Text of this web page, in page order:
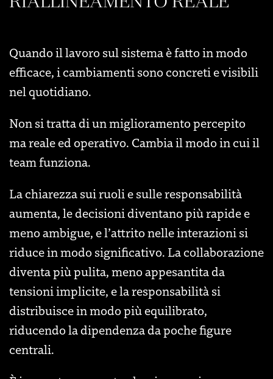
Quando il lavoro sul sistema è fatto in modo
efficace, i cambiamenti sono concreti e visibili
nel quotidiano.
Non si tratta di un miglioramento percepito
ma reale ed operativo. Cambia il modo in cui il
team funziona.
La chiarezza sui ruoli e sulle responsabilità
aumenta, le decisioni diventano più rapide e
meno ambigue, e l’attrito nelle interazioni si
riduce in modo significativo. La collaborazione
diventa più pulita, meno appesantita da
tensioni implicite, e la responsabilità si
distribuisce in modo più equilibrato,
riducendo la dipendenza da poche figure
centrali.